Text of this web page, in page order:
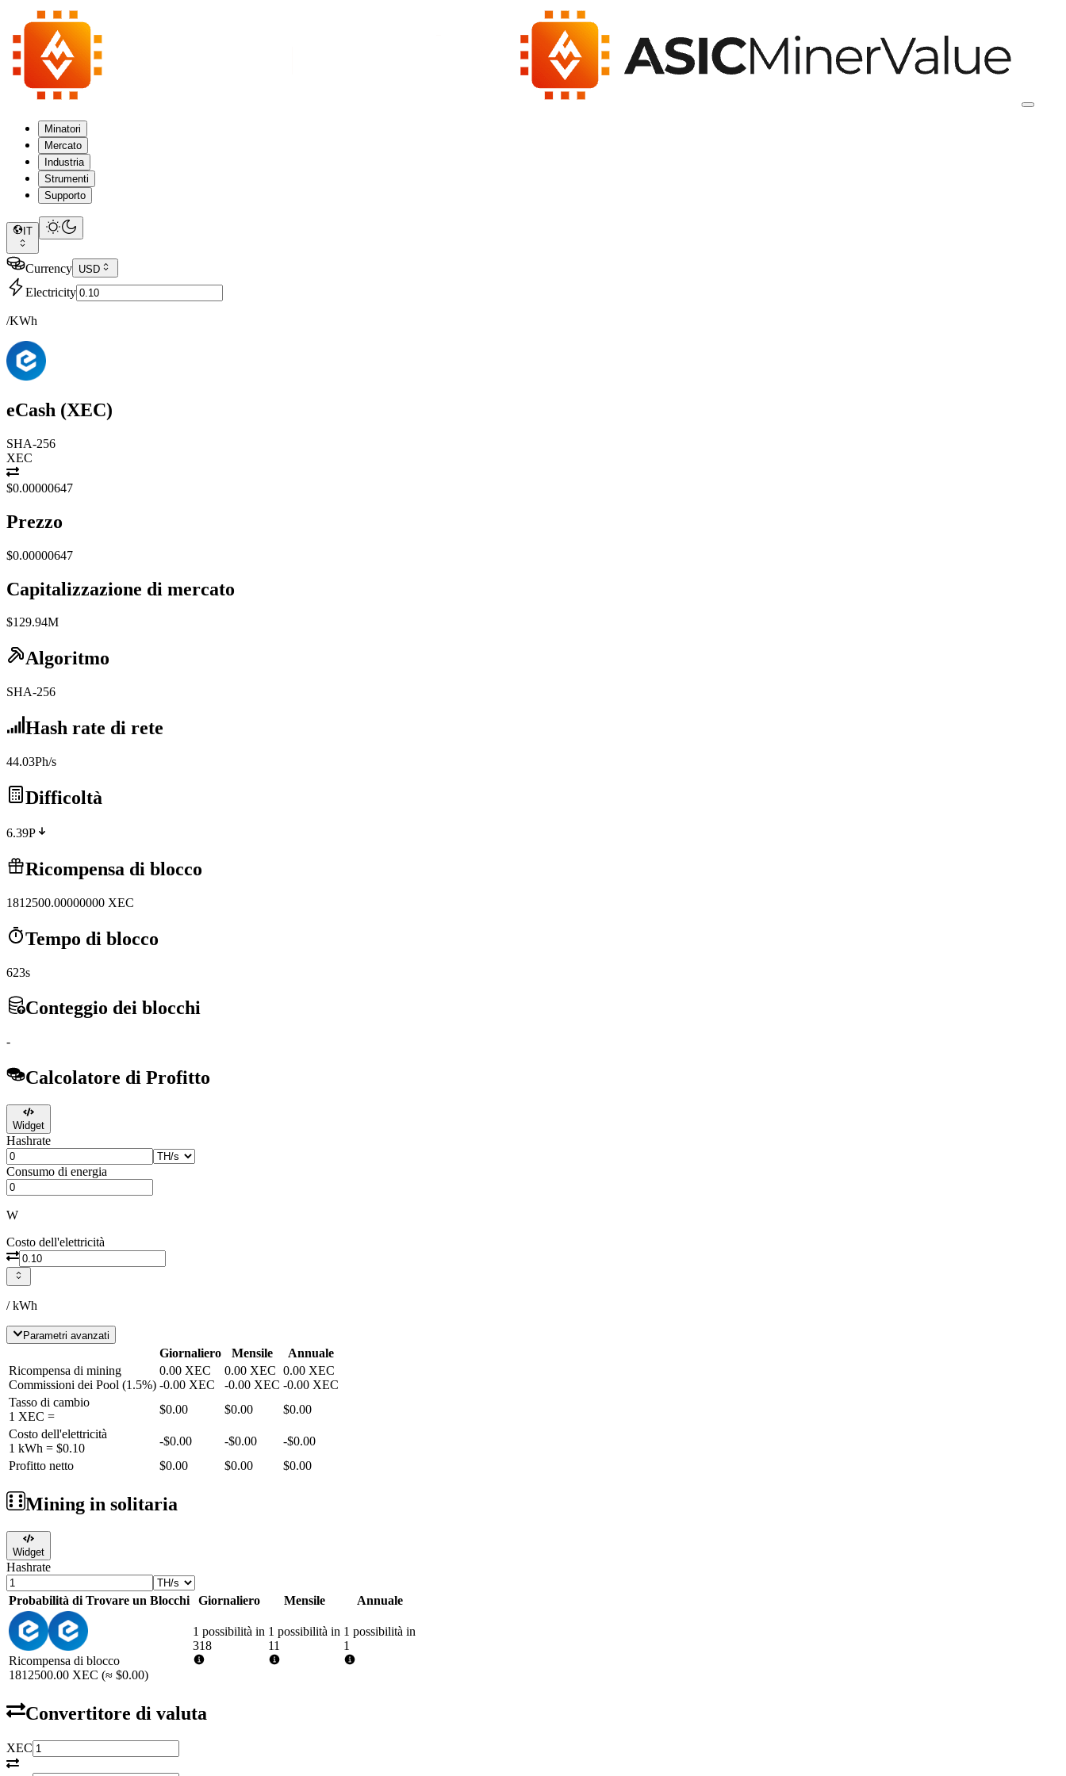
Minatori
Mercato
Industria
Strumenti
Supporto
IT
Currency USD
Electricity
/KWh
eCash (XEC)
SHA-256
XEC
$0.00000647
Prezzo
$0.00000647
Capitalizzazione di mercato
$129.94M
Algoritmo
SHA-256
Hash rate di rete
44.03Ph/s
Difficoltà
6.39P
Ricompensa di blocco
1812500.00000000 XEC
Tempo di blocco
623s
Conteggio dei blocchi
-
Calcolatore di Profitto
Widget
Hashrate
Consumo di energia
W
Costo dell'elettricità
/ kWh
Parametri avanzati
Giornaliero Mensile
Annuale
Ricompensa di mining
Commissioni dei Pool (1.5%)
0.00 XEC
-0.00 XEC
0.00 XEC
-0.00 XEC
0.00 XEC
-0.00 XEC
Tasso di cambio
1 XEC =
$0.00 $0.00
$0.00
Costo dell'elettricità
1 kWh = $0.10
-$0.00 -$0.00 -$0.00
Profitto netto
$0.00 $0.00 $0.00
Mining in solitaria
Widget
Hashrate
Probabilità di Trovare un Blocchi Giornaliero Mensile Annuale
Ricompensa di blocco
1812500.00 XEC (≈ $0.00)
1 possibilità in
318
1 possibilità in
11
1 possibilità in
1
Convertitore di valuta
XEC